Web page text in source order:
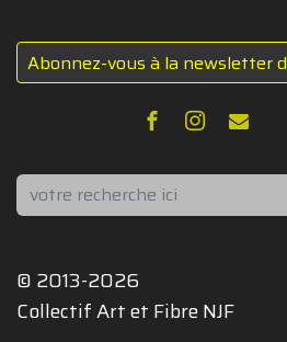
Abonnez-vous à la newsletter
Rechercher
© 2013-2026
Collectif Art et Fibre NJF